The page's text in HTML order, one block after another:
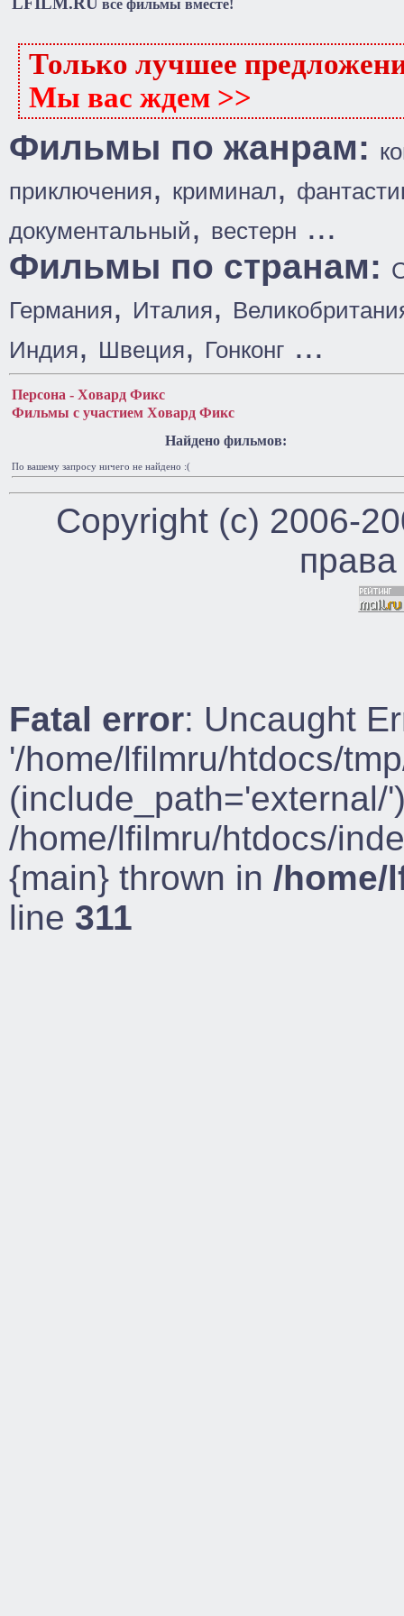
все фильмы вместе!
Только лучшее
Мы вас ждем >>
Фильмы по жанрам:
приключения, криминал,
документальный, вестерн ...
Фильмы по странам:
Германия, Италия,
Индия, Швеция, Гонконг ...
Персона - Ховард Фикс
Фильмы с участием Ховард Фикс
Найдено фильмов:
По вашему запросу ничего не найдено :(
Copyright (c) 2006-
Fatal error: Uncaught
'/home/lfilmru/htdocs/
(include_path='external/
/home/lfilmru/htdocs/
{main} thrown in /home/
line 311